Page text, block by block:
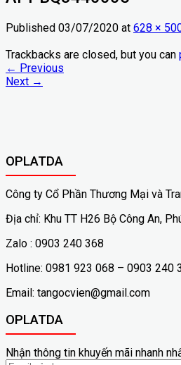
Published 03/07/2020 at 628 ×
Trackbacks are closed, but you can
← Previous
Next →
OPLATDA
Công ty Cổ Phần Thương Mại và
Địa chỉ: Khu TT H26 Bộ Công An,
Zalo : 0903 240 368
Hotline: 0981 923 068 – 0903 240
Email: tangocvien@gmail.com
OPLATDA
Nhận thông tin khuyến mãi nhanh